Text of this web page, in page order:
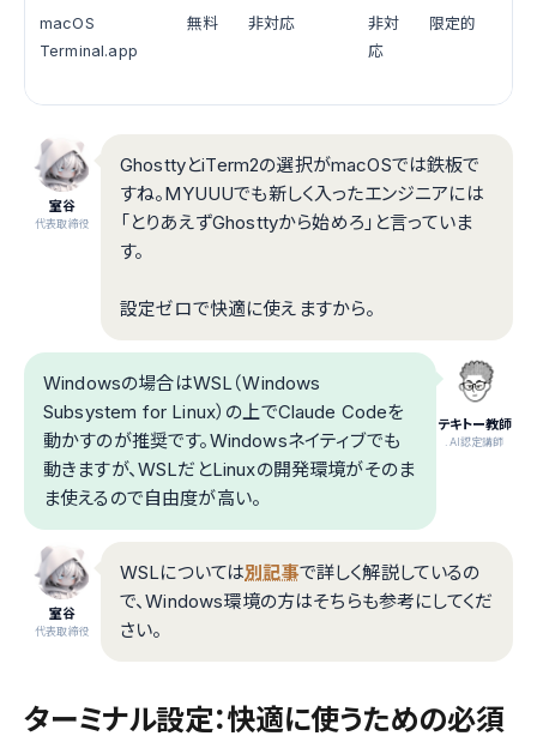
macOS
Terminal.app
無料 非対応
非対
応
限定的
室谷
代表取締役
GhosttyとiTerm2の選択がmacOSでは鉄板で
すね。MYUUUでも新しく入ったエンジニアには
「とりあえずGhosttyから始めろ」と言っていま
す。
設定ゼロで快適に使えますから。
テキトー教師
.AI認定講師
Windowsの場合はWSL（Windows
Subsystem for Linux）の上でClaude Codeを
動かすのが推奨です。Windowsネイティブでも
動きますが、WSLだとLinuxの開発環境がそのま
ま使えるので自由度が高い。
室谷
代表取締役
WSLについては別記事で詳しく解説しているの
で、Windows環境の方はそちらも参考にしてくだ
さい。
ターミナル設定：快適に使うための必須